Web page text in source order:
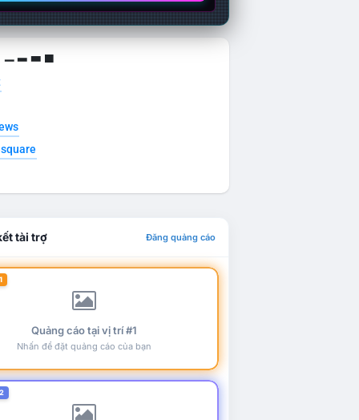
▁ ▂ ▃ ▄
tài trợ Đăng quảng cáo
Quảng cáo tại vị trí #1
Nhấn để đặt quảng cáo của bạn